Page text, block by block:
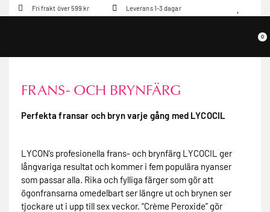
Fri frakt över 599 kr Leverans 1-3 dagar
0
FRANS- OCH BRYNFÄRG
Perfekta fransar och bryn varje gång med LYCOCIL
LYCON’s profesionella frans- och brynfärg LYCOCIL ger
långvariga resultat och kommer i fem populära nyanser
som passar alla. Rika och fylliga färger som gör att
ögonfransarna omedelbart ser längre ut och brynen ser
tjockare ut i upp till sex veckor. “Crème Peroxide” gör